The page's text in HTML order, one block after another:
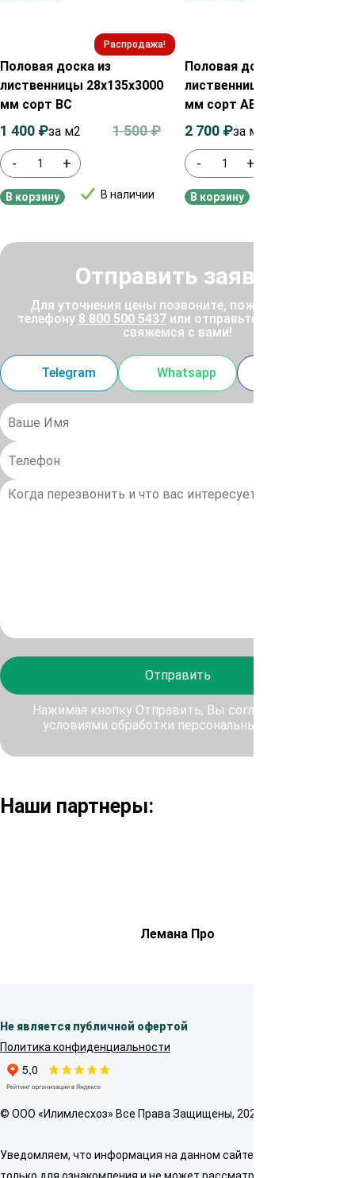
Распродажа!
Половая доска из
лиственницы 28х135х3000
мм сорт ВС
- +
В наличии
1 500₽
1 400 ₽за м2
В корзину
Половая доска из
лиственницы 35х135х3000
мм сорт АВ
- +
2 700 ₽за м²
В корзину
Отправить заявку
Для уточнения цены позвоните, пожалуйста, по
телефону 8 800 500 5437 или отправьте заявку, и мы
свяжемся с вами!
Telegram Whatsapp
Отправить
Нажимая кнопку Отправить, Вы соглашаетесь с
условиями обработки персональных данных
Наши партнеры:
Лемана Про
Не является публичной офертой
Политика конфиденциальности
© OOO «Илимлесхоз» Все Права Защищены, 2026
Уведомляем, что информация на данном сайте предназначена